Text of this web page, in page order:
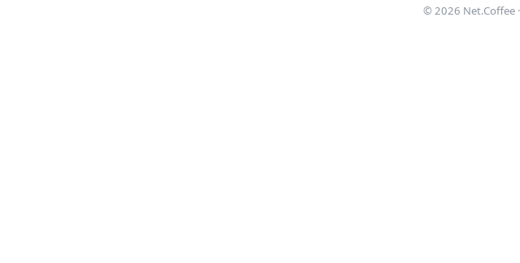
© 2026 Net.Coffee ·